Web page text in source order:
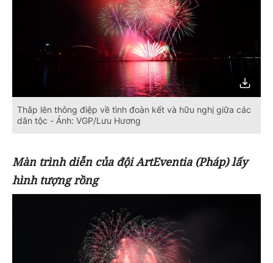
Thắp lên thông điệp về tình đoàn kết và hữu nghị giữa các
dân tộc - Ảnh: VGP/Lưu Hương
Màn trình diễn của đội ArtEventia (Pháp) lấy
hình tượng rồng